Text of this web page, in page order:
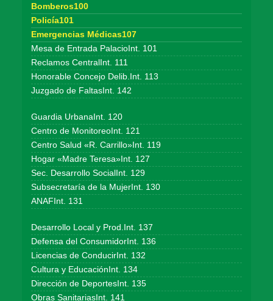
Bomberos100
Policía101
Emergencias Médicas107
Mesa de Entrada PalacioInt. 101
Reclamos CentralInt. 111
Honorable Concejo Delib.Int. 113
Juzgado de FaltasInt. 142
Guardia UrbanaInt. 120
Centro de MonitoreoInt. 121
Centro Salud «R. Carrillo»Int. 119
Hogar «Madre Teresa»Int. 127
Sec. Desarrollo SocialInt. 129
Subsecretaría de la MujerInt. 130
ANAFInt. 131
Desarrollo Local y Prod.Int. 137
Defensa del ConsumidorInt. 136
Licencias de ConducirInt. 132
Cultura y EducaciónInt. 134
Dirección de DeportesInt. 135
Obras SanitariasInt. 141